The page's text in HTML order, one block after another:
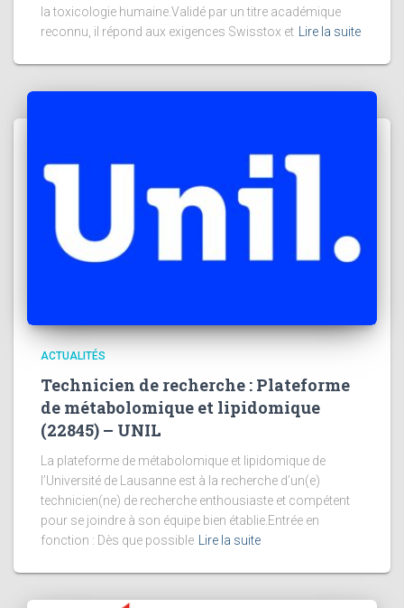
la toxicologie humaine.Validé par un titre académique
reconnu, il répond aux exigences Swisstox et
Lire la suite
ACTUALITÉS
Technicien de recherche : Plateforme
de métabolomique et lipidomique
(22845) – UNIL
La plateforme de métabolomique et lipidomique de
l’Université de Lausanne est à la recherche d’un(e)
technicien(ne) de recherche enthousiaste et compétent
pour se joindre à son équipe bien établie.Entrée en
fonction : Dès que possible
Lire la suite